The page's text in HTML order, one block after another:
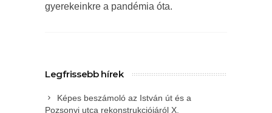
gyerekeinkre a pandémia óta.
Legfrissebb hírek
Képes beszámoló az István út és a
Pozsonyi utca rekonstrukciójáról X.